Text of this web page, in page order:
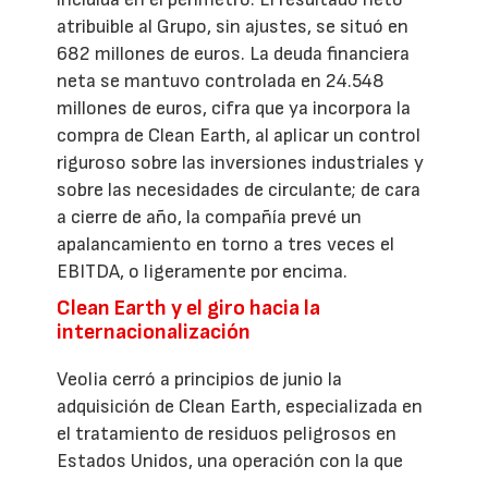
atribuible al Grupo, sin ajustes, se situó en
682 millones de euros. La deuda financiera
neta se mantuvo controlada en 24.548
millones de euros, cifra que ya incorpora la
compra de Clean Earth, al aplicar un control
riguroso sobre las inversiones industriales y
sobre las necesidades de circulante; de cara
a cierre de año, la compañía prevé un
apalancamiento en torno a tres veces el
EBITDA, o ligeramente por encima.
Clean Earth y el giro hacia la
internacionalización
Veolia cerró a principios de junio la
adquisición de Clean Earth, especializada en
el tratamiento de residuos peligrosos en
Estados Unidos, una operación con la que